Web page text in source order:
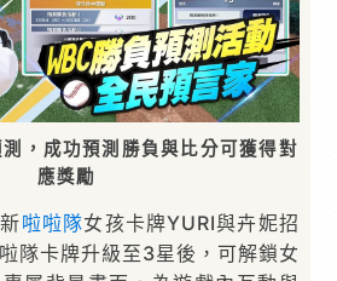
，成功預測勝負與比分可獲得對
應獎勵
啦啦隊女孩卡牌YURI與卉妮招
隊卡牌升級至3星後，可解鎖女